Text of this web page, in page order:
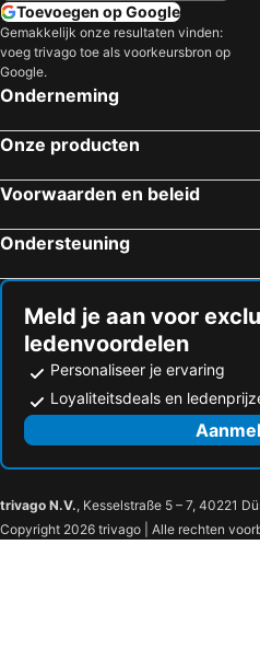
Toevoegen op Google
Gemakkelijk onze resultaten vinden:
voeg trivago toe als voorkeursbron op
Google.
Onderneming
Onze producten
Voorwaarden en beleid
Ondersteuning
Meld je aan voor
ledenvoordelen
Personaliseer je ervaring
Loyaliteitsdeals en
trivago N.V., Kesselstraße 5 – 7, 40221
Copyright 2026 trivago | Alle rechten